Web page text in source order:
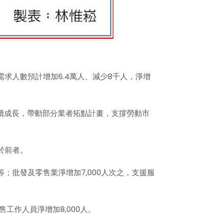
求人數預計增加6.4萬人、減少8千人，淨增
長，帶動部分業者拓點計畫，支撐勞動市
者。
；批發及零售業淨增加7,000人次之，支援服
作人員淨增加8,000人。